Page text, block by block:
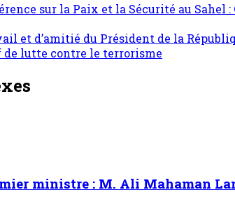
sur la Paix et la Sécurité au
et d’amitié du Président de la
lutte contre le terrorisme
ministre : M. Ali Mahaman